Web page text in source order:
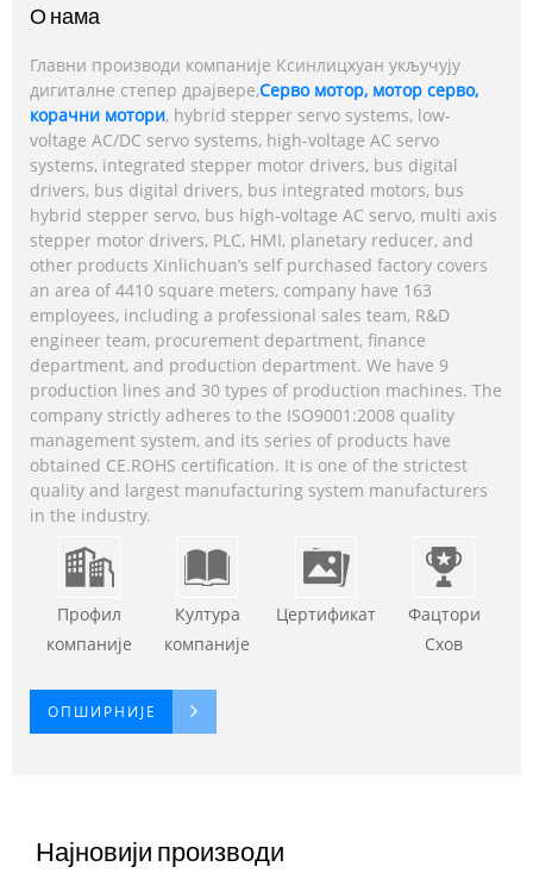
О нама
Главни производи компаније Ксинлицхуан укључују
дигиталне степер драјвере,Серво мотор, мотор серво,
корачни мотори, hybrid stepper servo systems, low-
voltage AC/DC servo systems, high-voltage AC servo
systems, integrated stepper motor drivers, bus digital
drivers, bus digital drivers, bus integrated motors, bus
hybrid stepper servo, bus high-voltage AC servo, multi axis
stepper motor drivers, PLC, HMI, planetary reducer, and
other products Xinlichuan’s self purchased factory covers
an area of 4410 square meters, company have 163
employees, including a professional sales team, R&D
engineer team, procurement department, finance
department, and production department. We have 9
production lines and 30 types of production machines. The
company strictly adheres to the ISO9001:2008 quality
management system, and its series of products have
obtained CE.ROHS certification. It is one of the strictest
quality and largest manufacturing system manufacturers
in the industry.
Профил
компаније
Култура
компаније
Цертификат
Фацтори
Схов
ОПШИРНИЈЕ
Најновији производи